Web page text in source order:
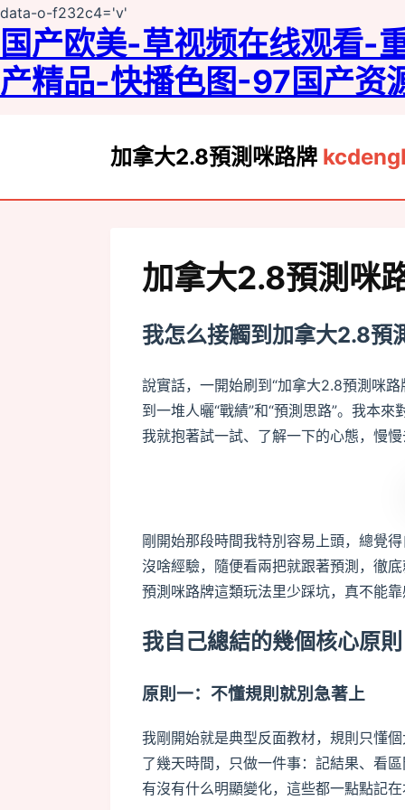
data-o-f232c4='v'
国产欧美-草视频在线观看-
产精品-快播色图-97国产资
加拿大2.8預測咪路牌
加拿大2.8預測咪
我怎么接觸到加拿大2.8預
說實話，一開始刷到“加拿大2.8預測咪
到一堆人曬“戰績”和“預測思路”。我本
我就抱著試一試、了解一下的心態，慢
剛開始那段時間我特別容易上頭，總覺
沒啥經驗，隨便看兩把就跟著預測，徹
預測咪路牌這類玩法里少踩坑，真不能
我自己總結的幾個核心原則
原則一：不懂規則就別急著上
我剛開始就是典型反面教材，規則只懂
了幾天時間，只做一件事：記結果、看
有沒有什么明顯變化，這些都一點點記